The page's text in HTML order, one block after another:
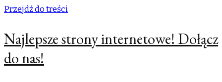
Przejdź do treści
Najlepsze strony internetowe! Dołącz
do nas!